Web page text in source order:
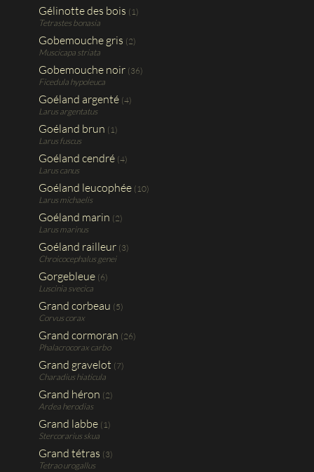
Gélinotte des bois (1)
Tetrastes bonasia
Gobemouche gris (2)
Muscicapa striata
Gobemouche noir (36)
Ficedula hypoleuca
Goéland argenté (4)
Larus argentatus
Goéland brun (1)
Larus fuscus
Goéland cendré (4)
Larus canus
Goéland leucophée (10)
Larus michaelis
Goéland marin (2)
Larus marinus
Goéland railleur (3)
Chroicocephalus genei
Gorgebleue (6)
Luscinia svecica
Grand corbeau (5)
Corvus corax
Grand cormoran (26)
Phalacrocorax carbo
Grand gravelot (7)
Charadius hiaticula
Grand héron (2)
Ardea herodias
Grand labbe (1)
Stercorarius skua
Grand tétras (3)
Tetrao urogallus